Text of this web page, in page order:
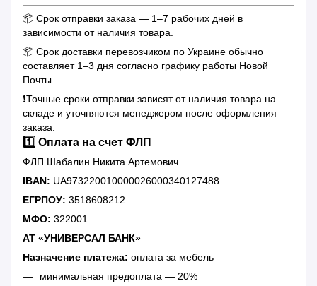
📦 Срок отправки заказа — 1–7 рабочих дней в
зависимости от наличия товара.
📦 Срок доставки перевозчиком по Украине обычно
составляет 1–3 дня согласно графику работы Новой
Почты.
❗️Точные сроки отправки зависят от наличия товара на
складе и уточняются менеджером после оформления
заказа.
1️⃣ Оплата на счет ФЛП
ФЛП Шабалин Никита Артемович
IBAN: UA973220010000026000340127488
ЕГРПОУ: 3518608212
МФО: 322001
АТ «УНИВЕРСАЛ БАНК»
Назначение платежа: оплата за мебель
минимальная предоплата — 20%